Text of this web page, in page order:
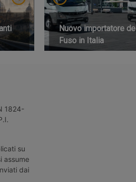
Nuovo importatore
Fuso in Italia
1824-
su
assume
dai